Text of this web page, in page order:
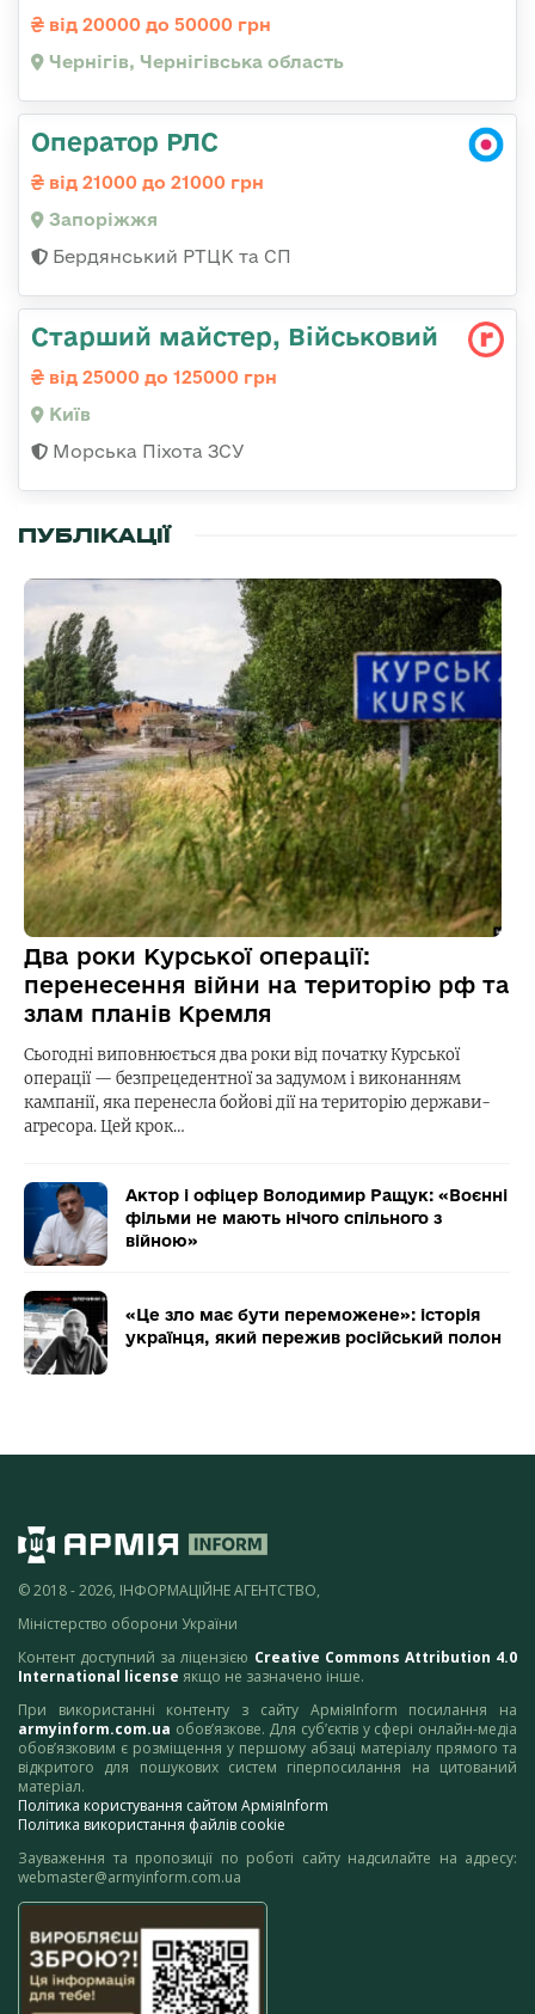
від 20000 до 50000 грн
Чернігів, Чернігівська область
Оператор РЛС
від 21000 до 21000 грн
Запоріжжя
Бердянський РТЦК та СП
Старший майстер, Військовий
від 25000 до 125000 грн
Київ
Морська Піхота ЗСУ
ПУБЛІКАЦІЇ
Два роки Курської операції:
перенесення війни на територію рф та
злам планів Кремля
Сьогодні виповнюється два роки від початку Курської
операції — безпрецедентної за задумом і виконанням
кампанії, яка перенесла бойові дії на територію держави-
агресора. Цей крок…
Актор і офіцер Володимир Ращук: «Воєнні
фільми не мають нічого спільного з
війною»
«Це зло має бути переможене»: історія
українця, який пережив російський полон
© 2018 - 2026, ІНФОРМАЦІЙНЕ АГЕНТСТВО,
Міністерство оборони України
Контент доступний за ліцензією Creative Commons Attribution 4.0
International license якщо не зазначено інше.
При використанні контенту з сайту АрміяInform посилання на
armyinform.com.ua обов’язкове. Для суб’єктів у сфері онлайн-медіа
обов’язковим є розміщення у першому абзаці матеріалу прямого та
відкритого для пошукових систем гіперпосилання на цитований
матеріал.
Політика користування сайтом АрміяInform
Політика використання файлів cookie
Зауваження та пропозиції по роботі сайту надсилайте на адресу:
webmaster@armyinform.com.ua